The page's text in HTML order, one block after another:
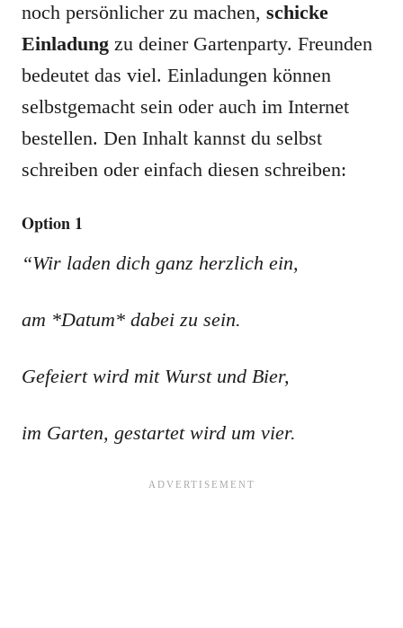
noch persönlicher zu machen, schicke
Einladung zu deiner Gartenparty. Freunden
bedeutet das viel. Einladungen können
selbstgemacht sein oder auch im Internet
bestellen. Den Inhalt kannst du selbst
schreiben oder einfach diesen schreiben:
Option 1
“Wir laden dich ganz herzlich ein,
am *Datum* dabei zu sein.
Gefeiert wird mit Wurst und Bier,
im Garten, gestartet wird um vier.